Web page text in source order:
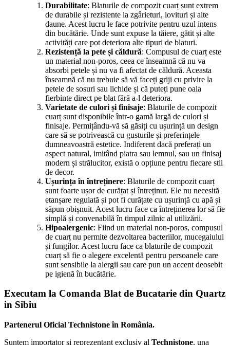
Durabilitate: Blaturile de compozit cuarț sunt extrem
de durabile și rezistente la zgârieturi, lovituri și alte
daune. Acest lucru le face potrivite pentru uzul intens
din bucătărie. Unde sunt expuse la tăiere, gătit și alte
activități care pot deteriora alte tipuri de blaturi.
Rezistență la pete și căldură: Compusul de cuarț este
un material non-poros, ceea ce înseamnă că nu va
absorbi petele și nu va fi afectat de căldură. Aceasta
înseamnă că nu trebuie să vă faceți griji cu privire la
petele de sosuri sau lichide și că puteți pune oala
fierbinte direct pe blat fără a-l deteriora.
Varietate de culori și finisaje: Blaturile de compozit
cuarț sunt disponibile într-o gamă largă de culori și
finisaje. Permițându-vă să găsiți cu ușurință un design
care să se potrivească cu gusturile și preferințele
dumneavoastră estetice. Indiferent dacă preferați un
aspect natural, imitând piatra sau lemnul, sau un finisaj
modern și strălucitor, există o opțiune pentru fiecare stil
de decor.
Ușurința în întreținere: Blaturile de compozit cuarț
sunt foarte ușor de curățat și întreținut. Ele nu necesită
etanșare regulată și pot fi curățate cu ușurință cu apă și
săpun obișnuit. Acest lucru face ca întreținerea lor să fie
simplă și convenabilă în timpul zilnic al utilizării.
Hipoalergenic: Fiind un material non-poros, compusul
de cuarț nu permite dezvoltarea bacteriilor, mucegaiului
și fungilor. Acest lucru face ca blaturile de compozit
cuarț să fie o alegere excelentă pentru persoanele care
sunt sensibile la alergii sau care pun un accent deosebit
pe igienă în bucătărie.
Executam la Comanda Blat de Bucatarie din Quartz
in Sibiu
Partenerul Oficial Technistone în România.
Suntem importator și reprezentant exclusiv al Technistone, una